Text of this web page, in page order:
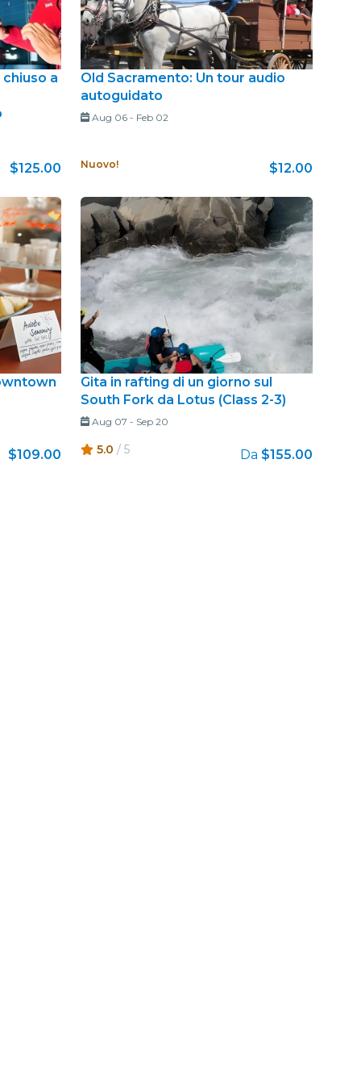
a
$125.00
Old Sacramento: Un tour audio
autoguidato
Aug 06- Feb 02
Nuovo! $12.00
$109.00
Gita in rafting di un giorno sul
South Fork da Lotus (Class 2-3)
Aug 07 - Sep 20
5.0 / 5 Da $155.00